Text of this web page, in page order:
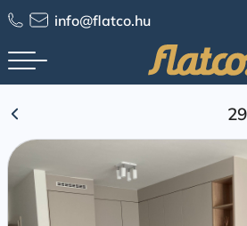
Skip
to
content
info@flatco.hu